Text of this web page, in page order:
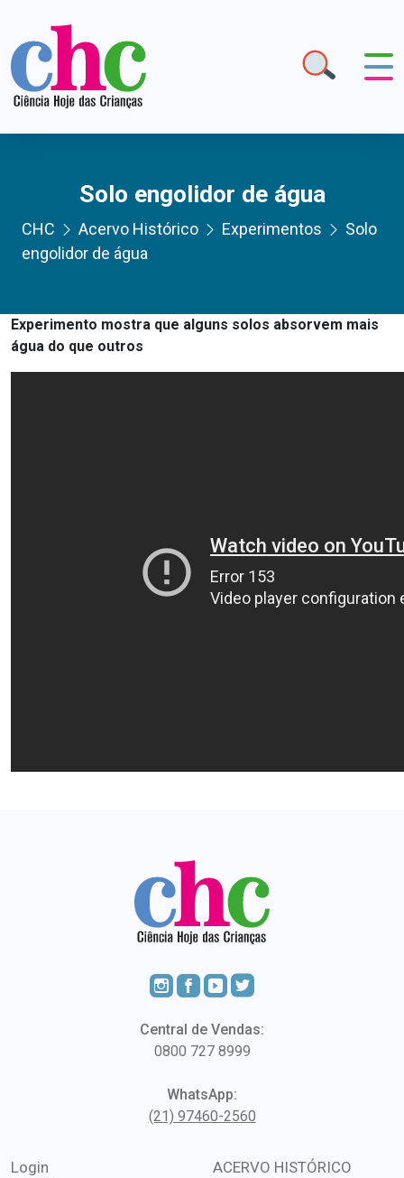
Solo engolidor de água
CHC Acervo Histórico Experimentos
Solo
engolidor de água
Experimento mostra que alguns solos absorvem mais
água do que outros
Central de Vendas:
0800 727 8999
WhatsApp:
(21) 97460-2560
Login
ACERVO HISTÓRICO